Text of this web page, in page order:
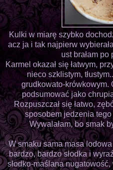
Kulki w miarę szybko
acz ja i tak najpierw
ust brałam
Karmel okazał się łatwym,
nieco szklistym,
grudkowato-krówkowym.
podsumować jako
Rozpuszczał się łatwo,
sposobem jedzenia
Wywalałam, bo smak
W smaku sama masa
bardzo, bardzo słodka i
słodko-maślana